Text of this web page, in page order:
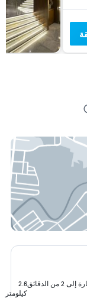
من الدقائق
2.6
كيلومتر